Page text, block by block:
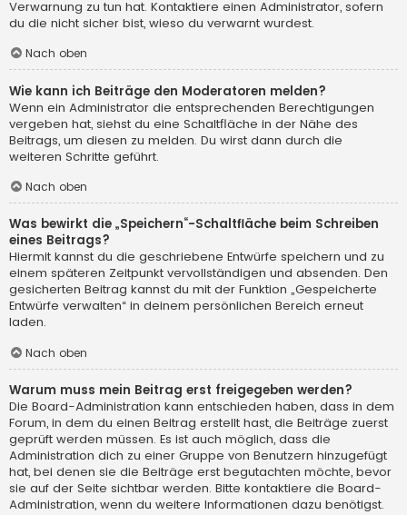
Verwarnung zu tun hat. Kontaktiere einen Administrator, sofern
du die nicht sicher bist, wieso du verwarnt wurdest.
Nach oben
Wie kann ich Beiträge den Moderatoren melden?
Wenn ein Administrator die entsprechenden Berechtigungen
vergeben hat, siehst du eine Schaltfläche in der Nähe des
Beitrags, um diesen zu melden. Du wirst dann durch die
weiteren Schritte geführt.
Nach oben
Was bewirkt die „Speichern“-Schaltfläche beim Schreiben
eines Beitrags?
Hiermit kannst du die geschriebene Entwürfe speichern und zu
einem späteren Zeitpunkt vervollständigen und absenden. Den
gesicherten Beitrag kannst du mit der Funktion „Gespeicherte
Entwürfe verwalten“ in deinem persönlichen Bereich erneut
laden.
Nach oben
Warum muss mein Beitrag erst freigegeben werden?
Die Board-Administration kann entschieden haben, dass in dem
Forum, in dem du einen Beitrag erstellt hast, die Beiträge zuerst
geprüft werden müssen. Es ist auch möglich, dass die
Administration dich zu einer Gruppe von Benutzern hinzugefügt
hat, bei denen sie die Beiträge erst begutachten möchte, bevor
sie auf der Seite sichtbar werden. Bitte kontaktiere die Board-
Administration, wenn du weitere Informationen dazu benötigst.